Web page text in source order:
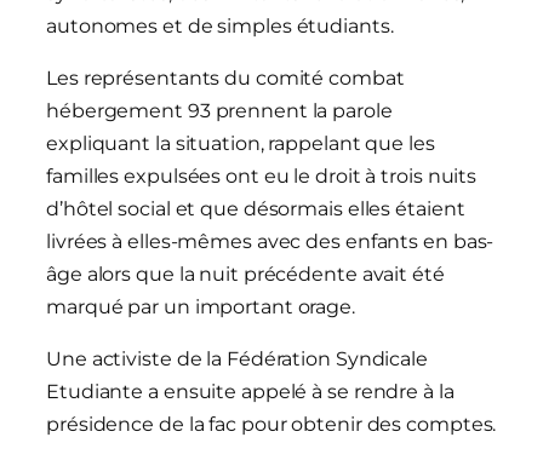
autonomes et de simples étudiants.
Les représentants du comité combat
hébergement 93 prennent la parole
expliquant la situation, rappelant que les
familles expulsées ont eu le droit à trois nuits
d’hôtel social et que désormais elles étaient
livrées à elles-mêmes avec des enfants en bas-
âge alors que la nuit précédente avait été
marqué par un important orage.
Une activiste de la Fédération Syndicale
Etudiante a ensuite appelé à se rendre à la
présidence de la fac pour obtenir des comptes.